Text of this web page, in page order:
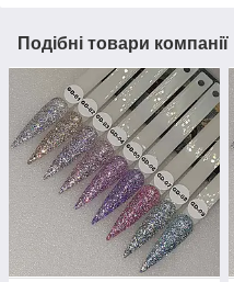
Подібні товари компанії